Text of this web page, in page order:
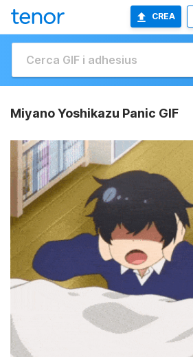
CREA
Miyano Yoshikazu Panic GIF